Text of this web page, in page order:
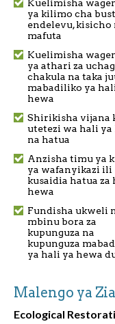
Kuelimisha
ya kilimo cha
endelevu, kisicho
mafuta
Kuelimisha
ya athari za
chakula na taka
mabadiliko ya
hewa
Shirikisha vijana
utetezi wa hali ya
na hatua
Anzisha timu ya
ya wafanyikazi ili
kusaidia hatua za
hewa
Fundisha ukweli
mbinu bora za
kupunguza na
kupunguza
ya hali ya hewa
Malengo ya
Ecological